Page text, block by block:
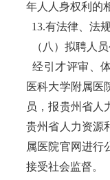
年人人身权利的
13.有法律、法
（八）拟聘人
经引才评审、
医科大学附属医
员，报贵州省人
贵州省人力资源
属医院官网进行
接受社会监督。